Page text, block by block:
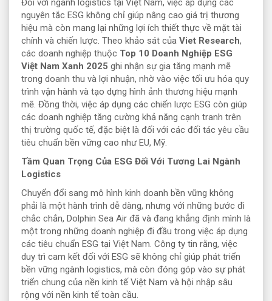
nguyên tắc ESG không chỉ giúp nâng cao giá trị thương
hiệu mà còn mang lại những lợi ích thiết thực về mặt tài
chính và chiến lược. Theo khảo sát của Viet Research,
các doanh nghiệp thuộc Top 10 Doanh Nghiệp ESG
Việt Nam Xanh 2025 ghi nhận sự gia tăng mạnh mẽ
trong doanh thu và lợi nhuận, nhờ vào việc tối ưu hóa quy
trình vận hành và tạo dựng hình ảnh thương hiệu mạnh
mẽ. Đồng thời, việc áp dụng các chiến lược ESG còn giúp
các doanh nghiệp tăng cường khả năng cạnh tranh trên
thị trường quốc tế, đặc biệt là đối với các đối tác yêu cầu
tiêu chuẩn bền vững cao như EU, Mỹ.
Tầm Quan Trọng Của ESG Đối Với Tương Lai Ngành
Logistics
Chuyển đổi sang mô hình kinh doanh bền vững không
phải là một hành trình dễ dàng, nhưng với những bước đi
chắc chắn, Dolphin Sea Air đã và đang khẳng định mình là
một trong những doanh nghiệp đi đầu trong việc áp dụng
các tiêu chuẩn ESG tại Việt Nam. Công ty tin rằng, việc
duy trì cam kết đối với ESG sẽ không chỉ giúp phát triển
bền vững ngành logistics, mà còn đóng góp vào sự phát
triển chung của nền kinh tế Việt Nam và hội nhập sâu
rộng với nền kinh tế toàn cầu.